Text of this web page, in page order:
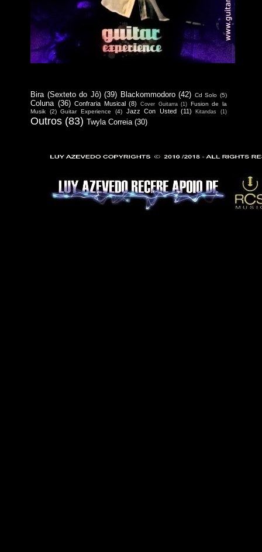
Bira (Sexteto do Jô) (39) Blackommodoro (42) Cd Solo (5)
Coluna (36) Confraria Musical (8) Cover Guitarra (1) Fusion de la
Musik
(2) Guitar Experience (4) Jazz Con Usted (11) Kitandas (1)
Outros (83) Twyla Correia (30)